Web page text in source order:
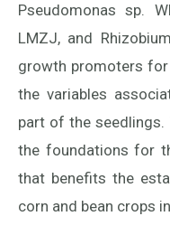
Pseudomonas sp.
LMZJ, and
growth promoters for
the variables
part of the
the foundations for
that benefits the
corn and bean crops